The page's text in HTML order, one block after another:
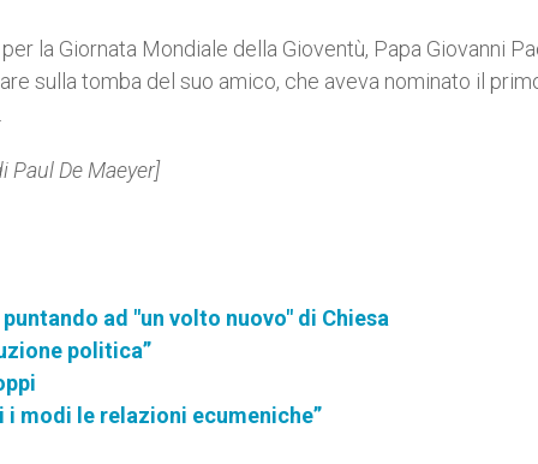
la Giornata Mondiale della Gioventù, Papa Giovanni
sulla tomba del suo amico, che aveva nominato il
Paul De Maeyer]
ad "un volto nuovo" di Chiesa
politica”
modi le relazioni ecumeniche”